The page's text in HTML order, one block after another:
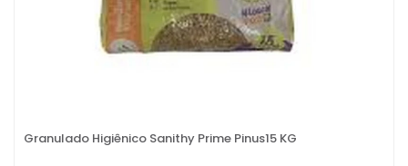
Granulado Higiênico Sanithy Prime Pinus15 KG